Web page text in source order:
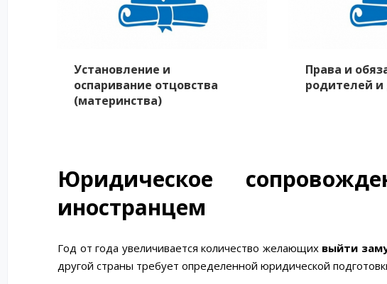
Установление и
оспаривание отцовства
(материнства)
Права и
родителей и
Юридическое
иностранцем
Год от года увеличивается количество желающих выйти
другой страны требует определенной юридической